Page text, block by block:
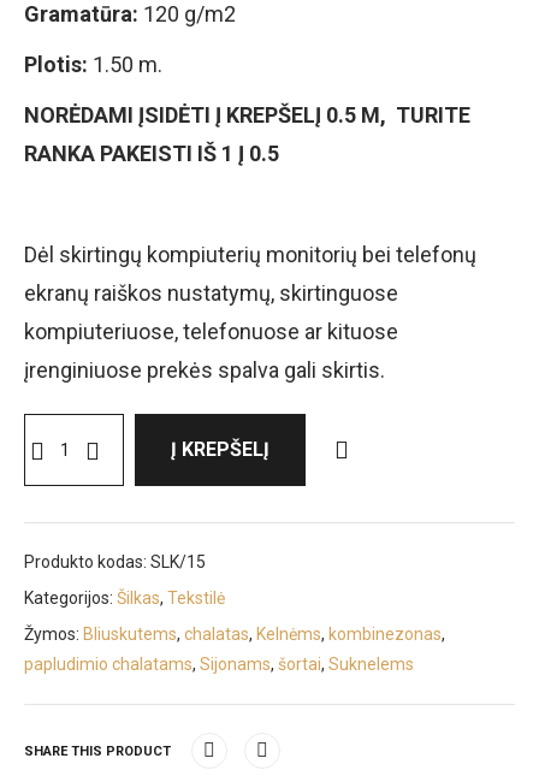
Gramatūra: 120 g/m2
Plotis: 1.50 m.
NORĖDAMI ĮSIDĖTI Į KREPŠELĮ 0.5 M, TURITE
RANKA PAKEISTI IŠ 1 Į 0.5
Dėl skirtingų kompiuterių monitorių bei telefonų
ekranų raiškos nustatymų, skirtinguose
kompiuteriuose, telefonuose ar kituose
įrenginiuose prekės spalva gali skirtis.
Į KREPŠELĮ
Produkto kodas: SLK/15
Kategorijos: Šilkas, Tekstilė
Žymos: Bliuskutems, chalatas, Kelnėms, kombinezonas,
papludimio chalatams, Sijonams, šortai, Suknelems
SHARE THIS PRODUCT